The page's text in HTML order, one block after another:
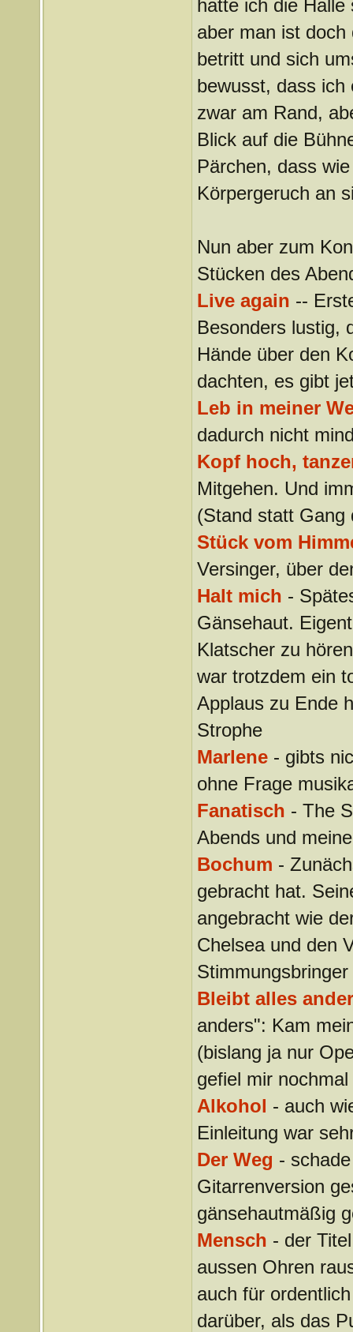
hatte ich die
aber man ist doch
betritt und sich
bewusst, dass ich
zwar am Rand,
Blick auf die
Pärchen, dass
Körpergeruch an
Nun aber zum
Stücken des
Live again --
Besonders lustig,
Hände über den
dachten, es gibt
Leb in meiner
dadurch nicht
Kopf hoch,
Mitgehen. Und
(Stand statt Gang
Stück vom
Versinger, über
Halt mich -
Gänsehaut.
Klatscher zu
war trotzdem ein
Applaus zu Ende
Strophe
Marlene- gibts
ohne Frage
Fanatisch - The
Abends und
Bochum -
gebracht hat.
angebracht wie
Chelsea und den
Stimmungsbringer
Bleibt alles
anders": Kam
(bislang ja nur
gefiel mir
Alkohol - auch
Einleitung war
Der Weg -
Gitarrenversion
gänsehautmäßig
Mensch - der
aussen Ohren
auch für
darüber, als das